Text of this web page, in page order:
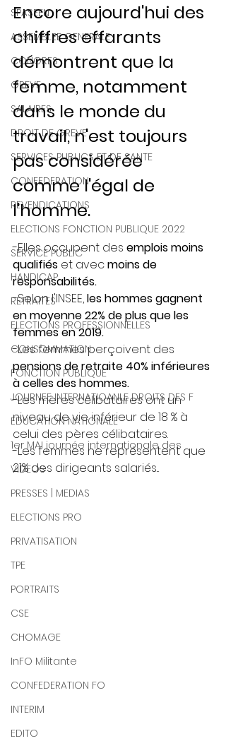
SPASEEN
ASSEMBLEE GENERALE
CONGRES
GREVE
SALAIRES
DROIT DE GREVE
SERVICES PUBLICS ET DE SANTE
CONFEDERATION
REVENDICATIONS
ELECTIONS FONCTION PUBLIQUE 2022
SERVICE PUBLIC
HANDICAP
RETRAITES
ELECTIONS PROFESSIONNELLES
CONSOMMATION
FONCTION PUBLIQUE
JOURNEE INTERNATIOANLE DROITS DES F
EDUCATION NATIONALE
1er MAI journée internationale des
VIDEOS
PRESSES | MEDIAS
ELECTIONS PRO
PRIVATISATION
TPE
PORTRAITS
CSE
CHOMAGE
InFO Militante
CONFEDERATION FO
INTERIM
EDITO
Encore aujourd'hui des
chiffres effarants
démontrent que la
femme, notamment
dans le monde du
travail, n'est toujours
pas considérée
comme l'égal de
l'homme.
-Elles occupent des emplois moins
qualifiés et avec moins de
responsabilités.
-Selon l'INSEE, les hommes gagnent
en moyenne 22% de plus que les
femmes en 2019.
-Les femmes perçoivent des
pensions de retraite 40% inférieures
à celles des hommes.
-Les mères célibataires ont un
niveau de vie inférieur de 18 % à
celui des pères célibataires.
-Les femmes ne représentent que
21% des dirigeants salariés...